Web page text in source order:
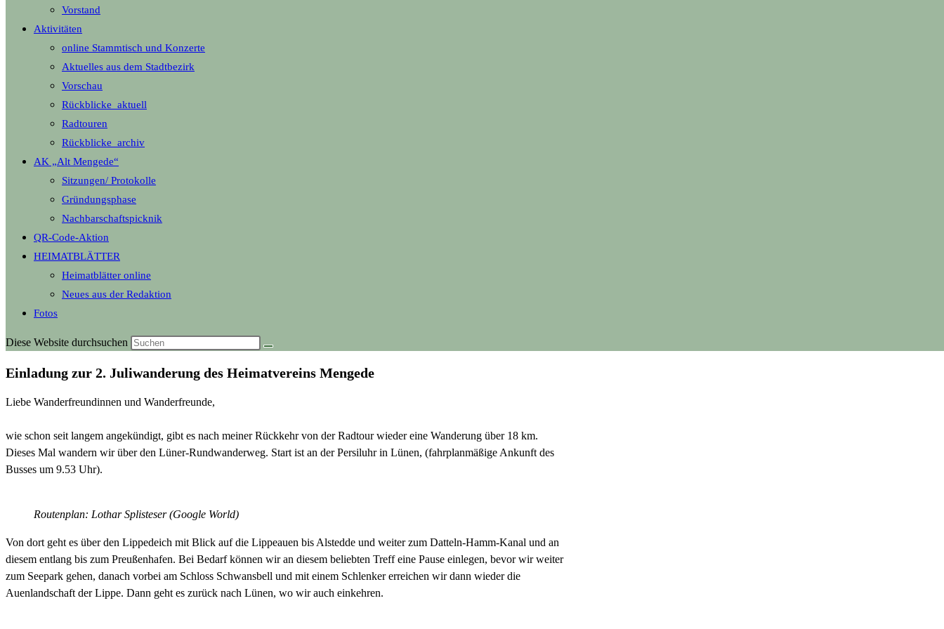
Vorstand
Aktivitäten
online Stammtisch und Konzerte
Aktuelles aus dem Stadtbezirk
Vorschau
Rückblicke_aktuell
Radtouren
Rückblicke_archiv
AK „Alt Mengede“
Sitzungen/ Protokolle
Gründungsphase
Nachbarschaftspicknik
QR-Code-Aktion
HEIMATBLÄTTER
Heimatblätter online
Neues aus der Redaktion
Fotos
Diese Website durchsuchen
Einladung zur 2. Juliwanderung des Heimatvereins Mengede
Liebe Wanderfreundinnen und Wanderfreunde,
wie schon seit langem angekündigt, gibt es nach meiner Rückkehr von der Radtour wieder eine Wanderung über 18 km.
Dieses Mal wandern wir über den Lüner-Rundwanderweg. Start ist an der Persiluhr in Lünen, (fahrplanmäßige Ankunft des
Busses um 9.53 Uhr).
Routenplan: Lothar Splisteser (Google World)
Von dort geht es über den Lippedeich mit Blick auf die Lippeauen bis Alstedde und weiter zum Datteln-Hamm-Kanal und an
diesem entlang bis zum Preußenhafen. Bei Bedarf können wir an diesem beliebten Treff eine Pause einlegen, bevor wir weiter
zum Seepark gehen, danach vorbei am Schloss Schwansbell und mit einem Schlenker erreichen wir dann wieder die
Auenlandschaft der Lippe. Dann geht es zurück nach Lünen, wo wir auch einkehren.